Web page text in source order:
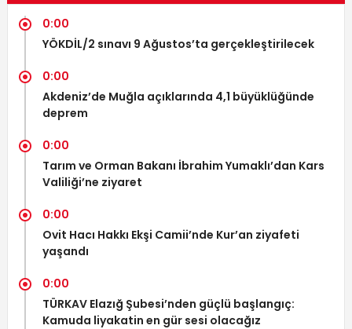
0:00
YÖKDİL/2 sınavı 9 Ağustos’ta gerçekleştirilecek
0:00
Akdeniz’de Muğla açıklarında 4,1 büyüklüğünde
deprem
0:00
Tarım ve Orman Bakanı İbrahim Yumaklı’dan Kars
Valiliği’ne ziyaret
0:00
Ovit Hacı Hakkı Ekşi Camii’nde Kur’an ziyafeti
yaşandı
0:00
TÜRKAV Elazığ Şubesi’nden güçlü başlangıç:
Kamuda liyakatin en gür sesi olacağız